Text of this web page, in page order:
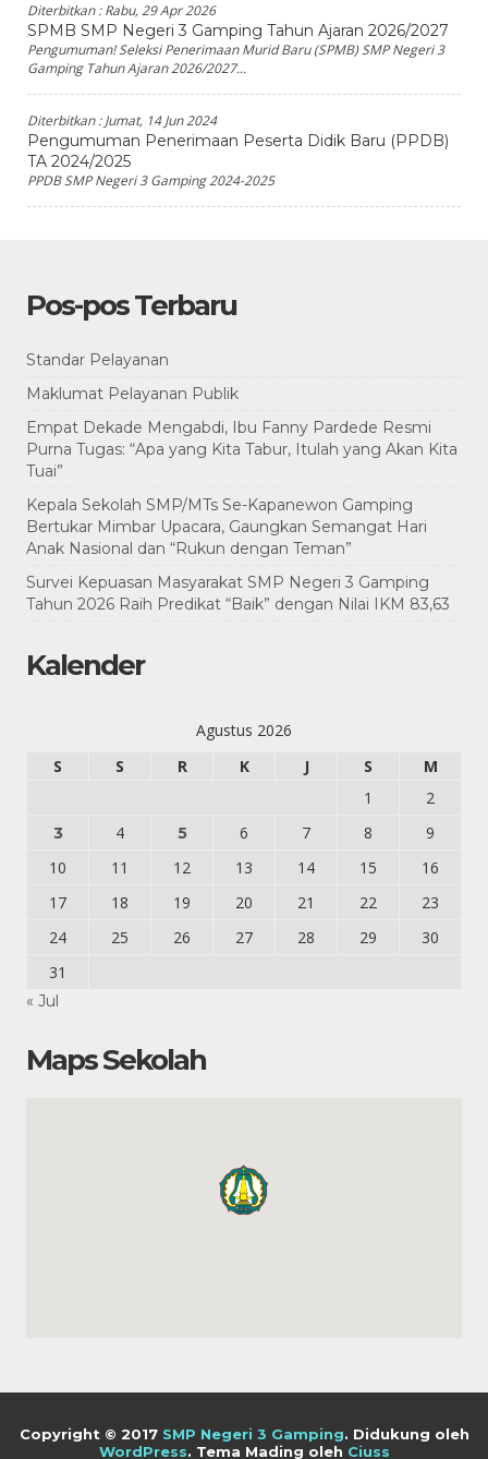
Diterbitkan :Rabu, 29 Apr 2026
SPMB SMP Negeri 3 Gamping Tahun Ajaran 2026/2027
Pengumuman! Seleksi Penerimaan Murid Baru (SPMB) SMP Negeri 3
Gamping Tahun Ajaran 2026/2027...
Diterbitkan :Jumat, 14 Jun 2024
Pengumuman Penerimaan Peserta Didik Baru (PPDB)
TA 2024/2025
PPDB SMP Negeri 3 Gamping 2024-2025
Pos-pos Terbaru
Standar Pelayanan
Maklumat Pelayanan Publik
Empat Dekade Mengabdi, Ibu Fanny Pardede Resmi
Purna Tugas: “Apa yang Kita Tabur, Itulah yang Akan Kita
Tuai”
Kepala Sekolah SMP/MTs Se-Kapanewon Gamping
Bertukar Mimbar Upacara, Gaungkan Semangat Hari
Anak Nasional dan “Rukun dengan Teman”
Survei Kepuasan Masyarakat SMP Negeri 3 Gamping
Tahun 2026 Raih Predikat “Baik” dengan Nilai IKM 83,63
Kalender
Agustus 2026
S
S R K J S
M
1
2
3 4 5 6 7 8
9
10
11 12 13 14 15
16
17
18 19 20 21 22
23
24
25 26 27 28 29
30
31
« Jul
Maps Sekolah
Copyright © 2017 SMP Negeri 3 Gamping. Didukung oleh
WordPress. Tema Mading oleh Ciuss